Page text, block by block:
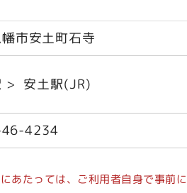
市安土町石寺
> 安土駅(JR)
4234
あたっては、ご利用者自身で事前に